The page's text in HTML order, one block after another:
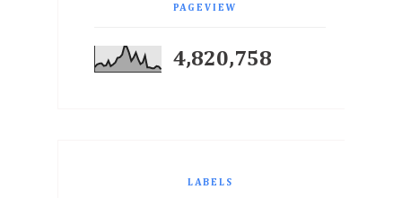
PAGEVIEW
4,820,758
LABELS